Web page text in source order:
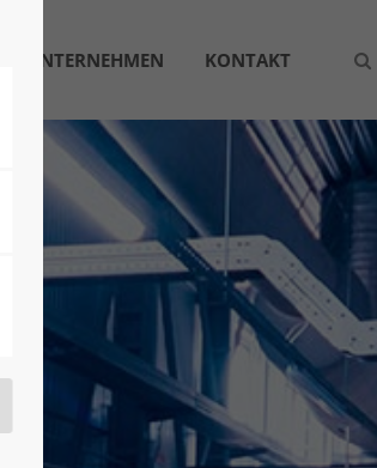
UNTERNEHMEN KONTAKT